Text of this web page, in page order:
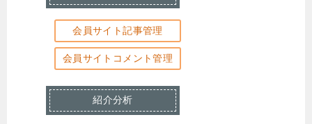
会員サイト記事管理
会員サイトコメント管理
紹介分析